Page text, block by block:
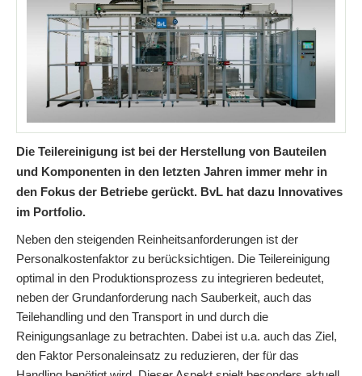
Die Teilereinigung ist bei der Herstellung von Bauteilen
und Komponenten in den letzten Jahren immer mehr in
den Fokus der Betriebe gerückt. BvL hat dazu Innovatives
im Portfolio.
Neben den steigenden Reinheitsanforderungen ist der
Personalkostenfaktor zu berücksichtigen. Die Teilereinigung
optimal in den Produktionsprozess zu integrieren bedeutet,
neben der Grundanforderung nach Sauberkeit, auch das
Teilehandling und den Transport in und durch die
Reinigungsanlage zu betrachten. Dabei ist u.a. auch das Ziel,
den Faktor Personaleinsatz zu reduzieren, der für das